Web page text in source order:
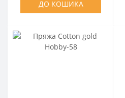
ДО КОШИКА